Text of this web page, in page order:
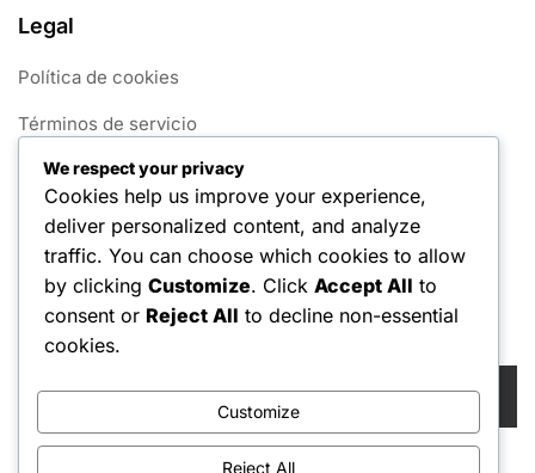
Legal
Política de cookies
Términos de servicio
Contáctanos
Acerca de
Tu privacidad
Buscar
We respect your privacy
Cookies help us improve your experience,
deliver personalized content, and analyze
traffic. You can choose which cookies to allow
by clicking Customize. Click Accept All to
consent or Reject All to decline non-essential
cookies.
Customize
Reject All